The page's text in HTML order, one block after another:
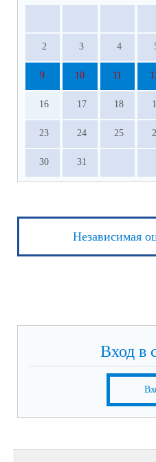
2 3 4
9 10 11
16 17 18
23 24 25
30 31
Независимая
Вход в